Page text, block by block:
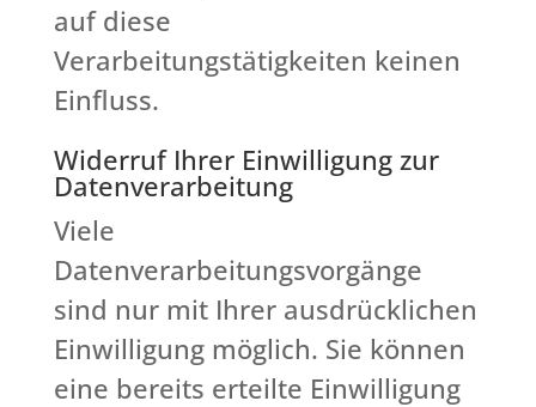
auf diese
Verarbeitungstätigkeiten keinen
Einfluss.
Widerruf Ihrer Einwilligung zur
Datenverarbeitung
Viele
Datenverarbeitungsvorgänge
sind nur mit Ihrer ausdrücklichen
Einwilligung möglich. Sie können
eine bereits erteilte Einwilligung